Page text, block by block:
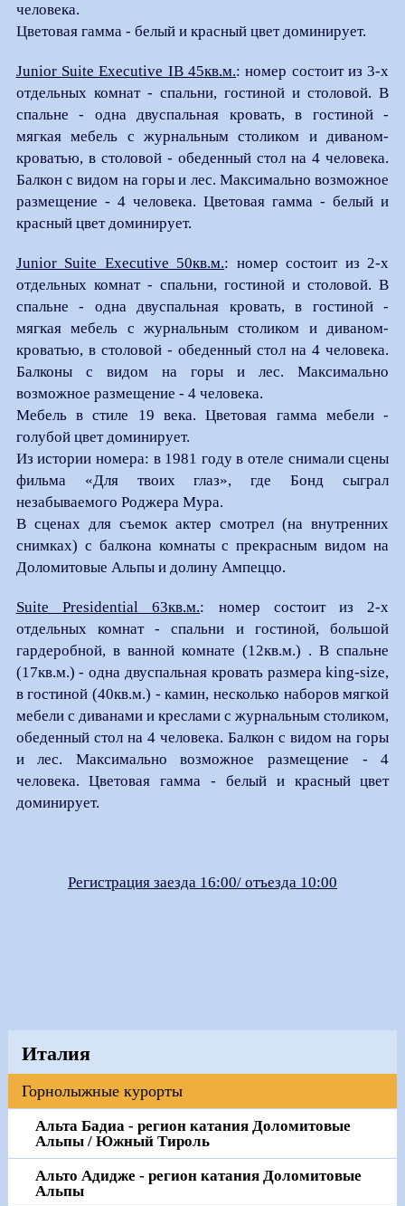
человека.
Цветовая гамма - белый и красный цвет доминирует.
Junior Suite Executive IB 45кв.м.: номер состоит из 3-х
отдельных комнат - спальни, гостиной и столовой. В
спальне - одна двуспальная кровать, в гостиной -
мягкая мебель с журнальным столиком и диваном-
кроватью, в столовой - обеденный стол на 4 человека.
Балкон с видом на горы и лес. Максимально возможное
размещение - 4 человека. Цветовая гамма - белый и
красный цвет доминирует.
Junior Suite Executive 50кв.м.: номер состоит из 2-х
отдельных комнат - спальни, гостиной и столовой. В
спальне - одна двуспальная кровать, в гостиной -
мягкая мебель с журнальным столиком и диваном-
кроватью, в столовой - обеденный стол на 4 человека.
Балконы с видом на горы и лес. Максимально
возможное размещение - 4 человека.
Мебель в стиле 19 века. Цветовая гамма мебели -
голубой цвет доминирует.
Из истории номера: в 1981 году в отеле снимали сцены
фильма «Для твоих глаз», где Бонд сыграл
незабываемого Роджера Мура.
В сценах для съемок актер смотрел (на внутренних
снимках) с балкона комнаты с прекрасным видом на
Доломитовые Альпы и долину Ампеццо.
Suite Presidential 63кв.м.: номер состоит из 2-х
отдельных комнат - спальни и гостиной, большой
гардеробной, в ванной комнате (12кв.м.) . В спальне
(17кв.м.) - одна двуспальная кровать размера king-size,
в гостиной (40кв.м.) - камин, несколько наборов мягкой
мебели с диванами и креслами с журнальным столиком,
обеденный стол на 4 человека. Балкон с видом на горы
и лес. Максимально возможное размещение - 4
человека. Цветовая гамма - белый и красный цвет
доминирует.
Регистрация заезда 16:00/ отъезда 10:00
Италия
Горнолыжные курорты
Альта Бадиа - регион катания Доломитовые
Альпы / Южный Тироль
Альто Адидже - регион катания Доломитовые
Альпы